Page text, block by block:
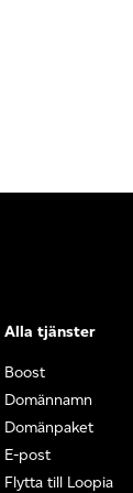
Alla tjänster
Boost
Domännamn
Domänpaket
E-post
Flytta till Loopia